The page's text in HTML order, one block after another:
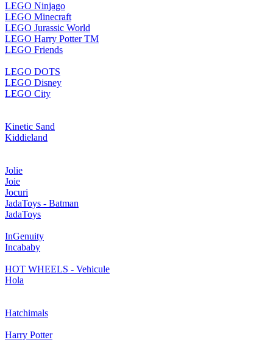
LEGO Ninjago
LEGO Minecraft
LEGO Jurassic World
LEGO Harry Potter TM
LEGO Friends
LEGO DOTS
LEGO Disney
LEGO City
Kinetic Sand
Kiddieland
Jolie
Joie
Jocuri
JadaToys - Batman
JadaToys
InGenuity
Incababy
HOT WHEELS - Vehicule
Hola
Hatchimals
Harry Potter